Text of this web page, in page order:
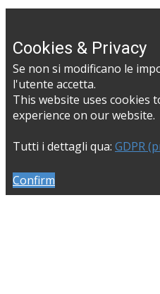
Cookies & Privacy
Se non si modificano le
l'utente accetta.
This website uses cookies
experience on our website.
Tutti i dettagli qua: GDPR
Confirm